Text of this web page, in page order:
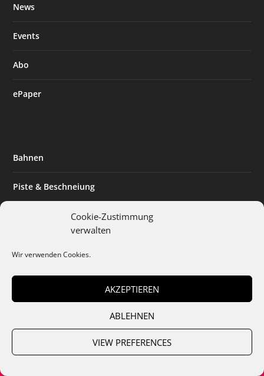
Cookie-Zustimmung
verwalten
Wir verwenden Cookies.
AKZEPTIEREN
ABLEHNEN
VIEW PREFERENCES
News
Events
Abo
ePaper
Bahnen
Piste & Beschneiung
Expertise & Technik